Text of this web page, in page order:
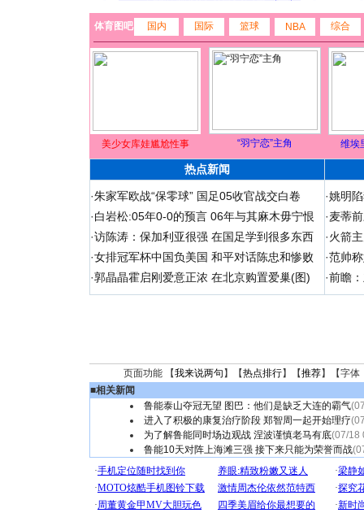
体育图吧 国内 国际 篮球 NBA 综合
美少女库娃尴尬性事 “羽宁恋”主角 维埃
热点新闻
·朱家军欧战“保零球” 国足05收官战交白卷
·白岩松:05年0-0的预言 06年与其麻木毋宁恨
·访陈涛：保加利亚很强 在国足学到很多东西
·女排冠军杯中国负美国 和平对话陈忠和惨败
·郭晶晶霍启刚爱意正浓 在北京购置爱巢(图)
·姚明
·麦蒂
·火箭
·范帅
·前瞻
页面功能 【我来说两句 】【热点排行】【推荐】【字体
■相关新闻
鲁能泰山夺冠无望 图巴：他们是缺乏大连的霸气
进入了积极的康复治疗阶段 郑智周一起开始理疗
为了解鲁能同时场边观战 涅波谨慎老马有底(07/18
鲁能10天对阵上海滩三强 接下来只能为荣誉而战